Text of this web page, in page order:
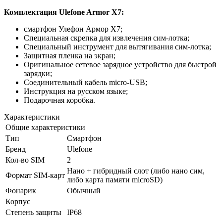
Комплектация Ulefone Armor X7:
смартфон Улефон Армор Х7;
Специальная скрепка для извлечения сим-лотка;
Специальный инструмент для вытягивания сим-лотка;
Защитная пленка на экран;
Оригинальное сетевое зарядное устройство для быстрой
зарядки;
Соединительный кабель micro-USB;
Инструкция на русском языке;
Подарочная коробка.
Характеристики
Общие характеристики
Тип
Смартфон
Бренд
Ulefone
Кол-во SIM
2
Формат SIM-карт
Нано + гибридный слот (либо нано сим,
либо карта памяти microSD)
Фонарик
Обычный
Корпус
Степень защиты
IP68